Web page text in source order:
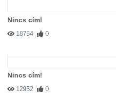
Nincs cím!
18754 0
Nincs cím!
12952 0